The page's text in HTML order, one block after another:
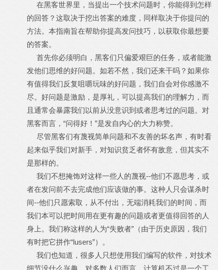
在黑客世界里，当提出一个技术问题时，你能得到怎样
的回答？这取决于挖出答案的难度，同样取决于你提问的
方法。本指南旨在帮助你提高发问技巧，以获取你最想要
的答案。
首先你必须明白，黑客们只偏爱艰巨的任务，或者能激
发他们思维的好问题。如若不然，我们还来干吗？如果你
有值得我们反复咀嚼玩味的好问题，我们自会对你感激不
尽。好问题是激励，是厚礼，可以提高我们的理解力，而
且通常会暴露我们以前从没意识到或者思考过的问题。对
黑客而言，“问得好！”是发自内心的大力称赞。
尽管黑客们有蔑视简单问题和不友善的坏名声，有时看
起来似乎我们对新手，对知识贫乏者怀有敌意，但其实不
是那样的。
我们不想掩饰对这样一些人的蔑视--他们不愿思考，或
者在发问前不去完成他们应该做的事。这种人只会谋杀时
间--他们只愿索取，从不付出，无端消耗我们的时间，而
我们本可以把时间用在更有趣的问题或者更值得回答的人
身上。我们称这样的人为“失败者”（由于历史原因，我们
有时把它拼作“lusers”）。
我们也知道，很多人只想使用我们编写的软件，对技术
细节没什么兴趣。对多数人们而言，计算机不过是一个工